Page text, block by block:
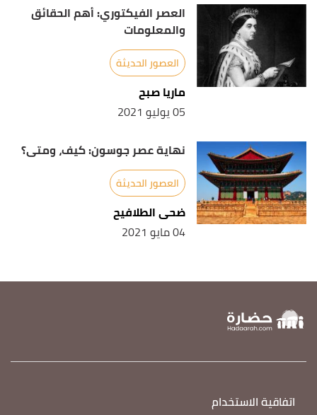
العصر الفيكتوري: أهم الحقائق
والمعلومات
العصور الحديثة
ماريا صبح
05 يوليو 2021
نهاية عصر جوسون: كيف، ومتى؟
العصور الحديثة
ضحى الطلافيح
04 مايو 2021
اتفاقية الاستخدام